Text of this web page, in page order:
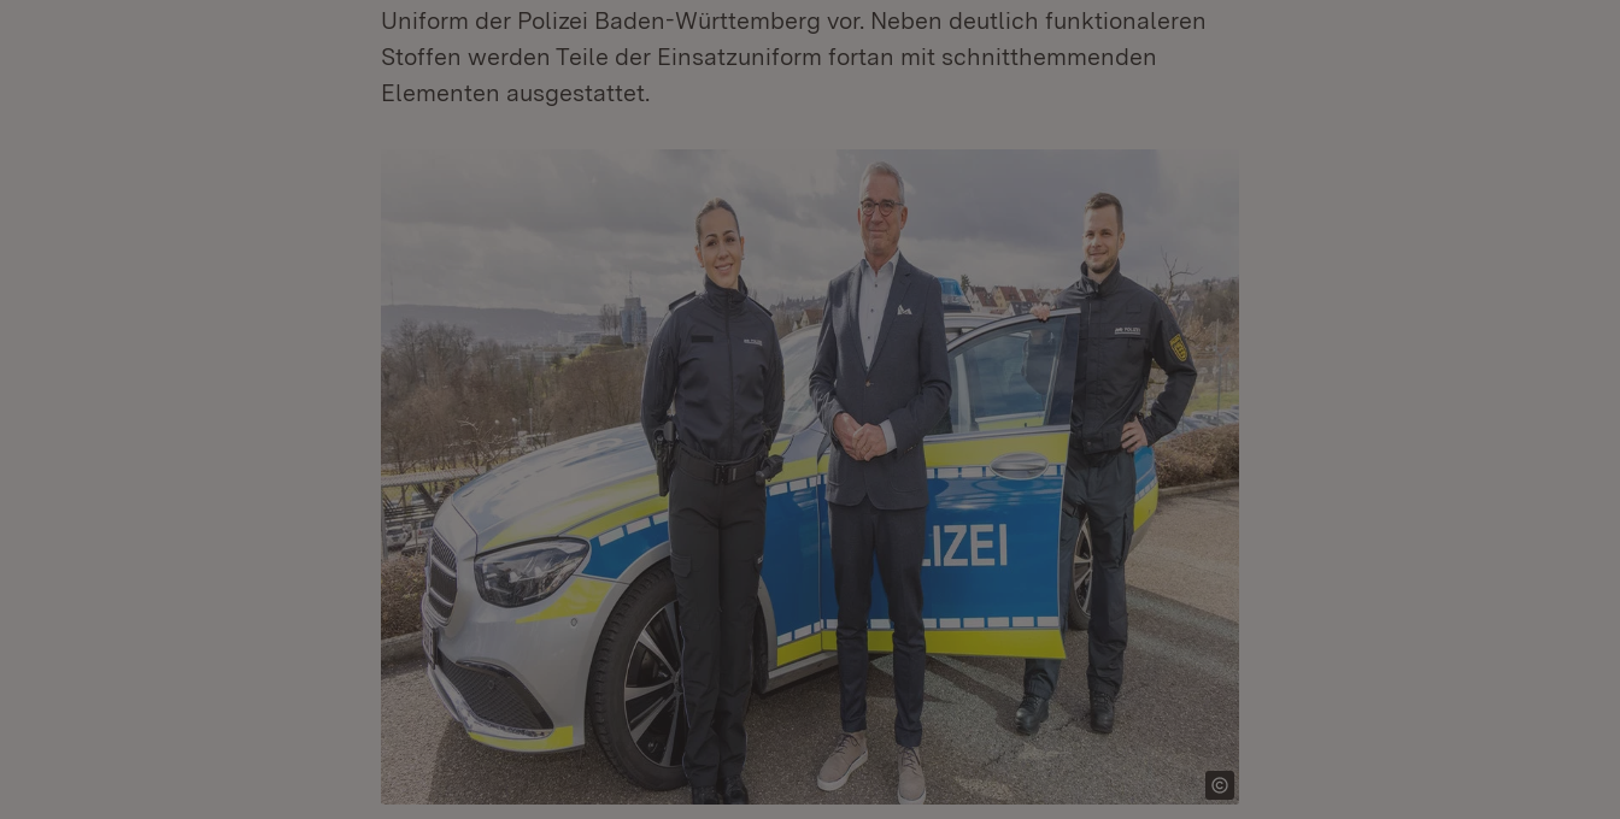
Uniform der Polizei Baden-Württemberg vor. Neben deutlich funktionaleren
Stoffen werden Teile der Einsatzuniform fortan mit schnitthemmenden
Elementen ausgestattet.